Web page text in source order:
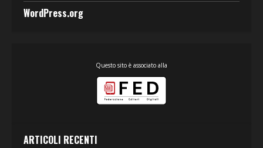
WordPress.org
Questo sito è associato alla
ARTICOLI RECENTI